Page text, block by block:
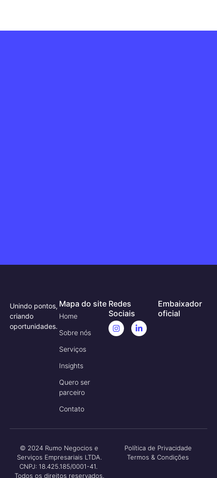
Unindo pontos,
criando
oportunidades.
Mapa do site
Home
Sobre nós
Serviços
Insights
Quero ser
parceiro
Contato
Redes
Sociais
Embaixador
oficial
© 2024 Rumo Negocios e
Serviços Empresariais LTDA.
CNPJ: 18.425.185/0001-41.
Todos os direitos reservados.
Política de Privacidade
Termos & Condições